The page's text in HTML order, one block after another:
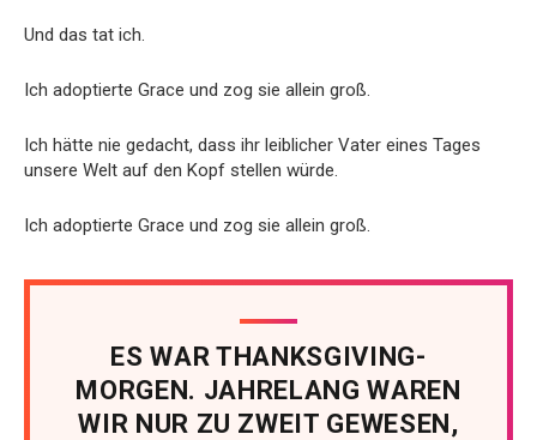
Und das tat ich.
Ich adoptierte Grace und zog sie allein groß.
Ich hätte nie gedacht, dass ihr leiblicher Vater eines Tages
unsere Welt auf den Kopf stellen würde.
Ich adoptierte Grace und zog sie allein groß.
ES WAR THANKSGIVING-
MORGEN. JAHRELANG WAREN
WIR NUR ZU ZWEIT GEWESEN,